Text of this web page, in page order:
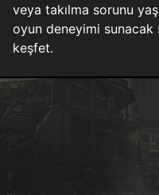
veya takılma sorunu
oyun deneyimi
keşfet.